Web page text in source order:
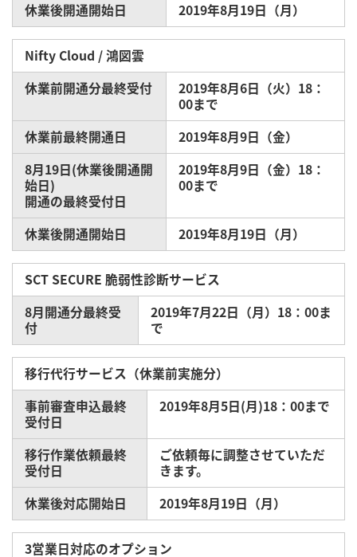
休業後開通開始日 2019年8月19日（月）
Nifty Cloud / 鴻図雲
休業前開通分最終受付
2019年8月6日（火）18：
00まで
休業前最終開通日
2019年8月9日（金）
8月19日(休業後開通開
始日)
開通の最終受付日
2019年8月9日（金）18：
00まで
休業後開通開始日 2019年8月19日（月）
SCT SECURE 脆弱性診断サービス
8月開通分最終受
付
2019年7月22日（月）18：00ま
で
移行代行サービス（休業前実施分）
事前審査申込最終
受付日
2019年8月5日(月)18：00まで
移行作業依頼最終
受付日
ご依頼毎に調整させていただ
きます。
休業後対応開始日
2019年8月19日（月）
3営業日対応のオプション